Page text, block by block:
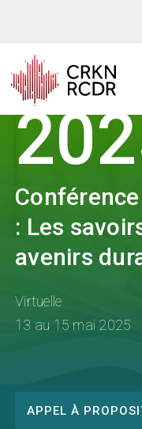
principal
: Les
avenirs
Virtuelle
13 au 15 mai 2025
Conference
APPEL À